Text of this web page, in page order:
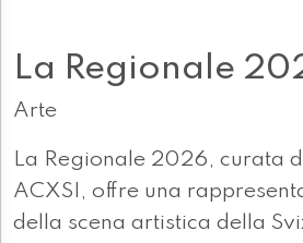
La Regionale
Arte
La Regionale 2026, curata
ACXSI, offre una
della scena artistica della